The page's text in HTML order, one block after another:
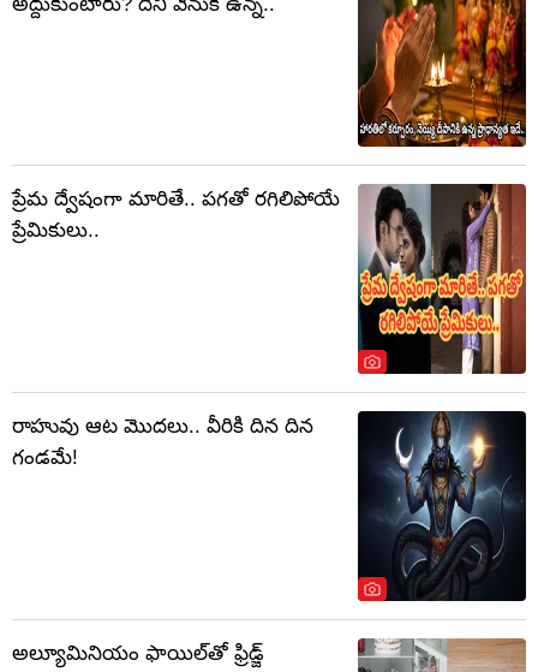
అద్దుకుంటారు? దీని వెనుక ఉన్న..
ప్రేమ ద్వేషంగా మారితే.. పగతో రగిలిపోయే
ప్రేమికులు..
రాహువు ఆట మొదలు.. వీరికి దిన దిన
గండమే!
అల్యూమినియం ఫాయిల్‌తో ఫ్రిడ్జ్